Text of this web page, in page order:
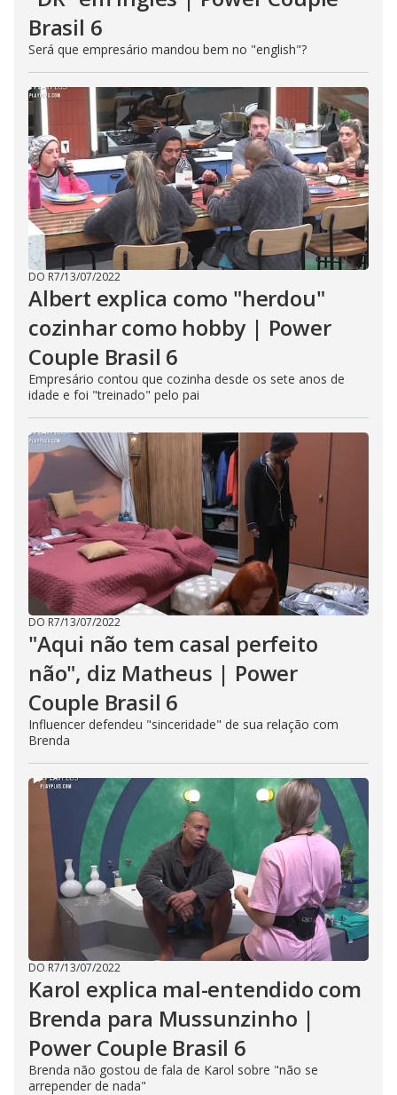
Brasil 6
Será que empresário mandou bem no "english"?
DO R7/13/07/2022
Albert explica como "herdou"
cozinhar como hobby | Power
Couple Brasil 6
Empresário contou que cozinha desde os sete anos de
idade e foi "treinado" pelo pai
DO R7/13/07/2022
"Aqui não tem casal perfeito
não", diz Matheus | Power
Couple Brasil 6
Influencer defendeu "sinceridade" de sua relação com
Brenda
DO R7/13/07/2022
Karol explica mal-entendido com
Brenda para Mussunzinho |
Power Couple Brasil 6
Brenda não gostou de fala de Karol sobre "não se
arrepender de nada"